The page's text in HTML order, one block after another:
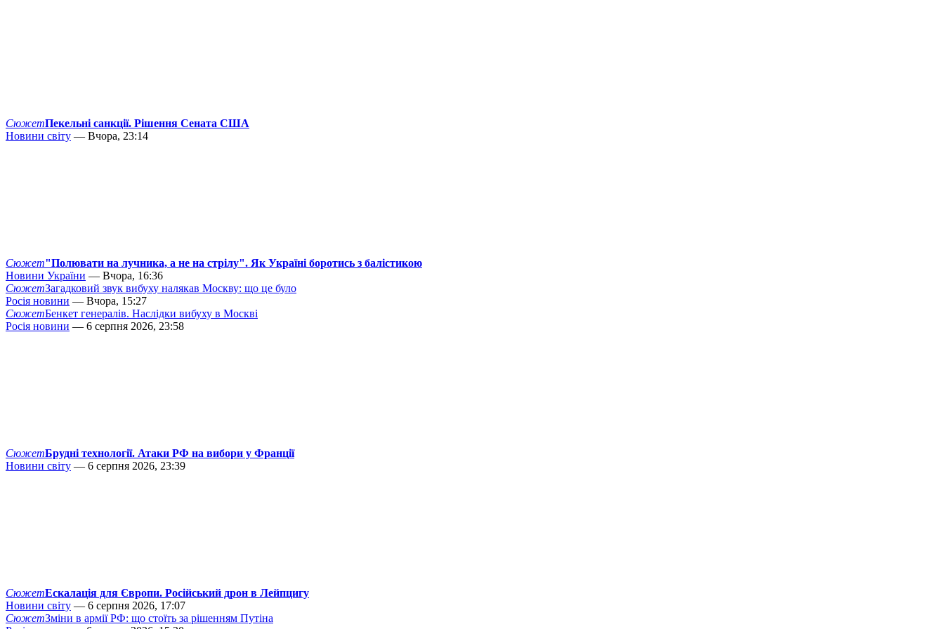
СюжетПекельні санкції. Рішення Сената США
Новини світу — Вчора, 23:14
Сюжет"Полювати на лучника, а не на стрілу". Як Україні боротись з балістикою
Новини України — Вчора, 16:36
СюжетЗагадковий звук вибуху налякав Москву: що це було
Росія новини — Вчора, 15:27
СюжетБенкет генералів. Наслідки вибуху в Москві
Росія новини — 6 серпня 2026, 23:58
СюжетБрудні технології. Атаки РФ на вибори у Франції
Новини світу — 6 серпня 2026, 23:39
СюжетЕскалація для Європи. Російський дрон в Лейпцигу
Новини світу — 6 серпня 2026, 17:07
СюжетЗміни в армії РФ: що стоїть за рішенням Путіна